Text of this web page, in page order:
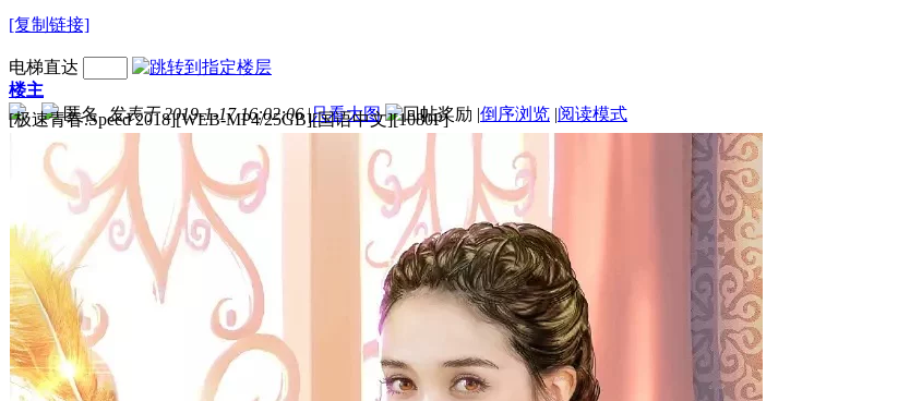
[复制链接]
电梯直达
楼主
匿名发表于 2019-1-17 16:02:06 |只看大图 |倒序浏览 |阅读模式
[极速青春.Speed 2018][WEB-MP4/25GB][国语中文][1080P]